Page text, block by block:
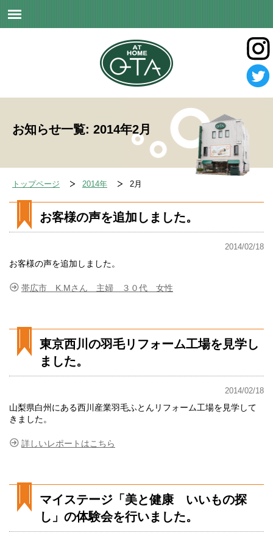
お知らせ一覧: 2014年2月
トップページ 2014年 2月
お客様の声を追加しました。
2014/02/18
お客様の声を追加しました。
帯広市 K.Mさん 主婦 ３０代 女性
東京西川の羽毛リフォーム工場を見学し
ました。
2014/02/18
山梨県白州にある西川産業羽毛ふとんリフォーム工場を見学して
きました。
詳しいレポートはこちら
マイステージ「美と健康 いいもの探
し」の体験会を行いました。